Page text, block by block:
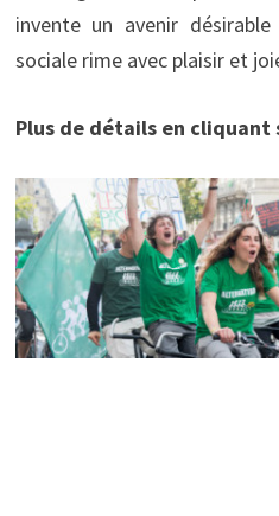
invente un avenir
sociale rime avec plaisir et
Plus de détails en cliquant